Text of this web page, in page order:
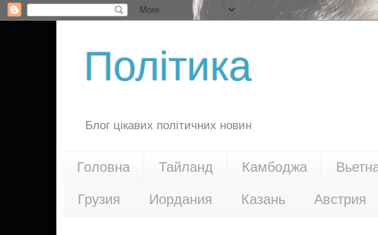
Політика
Блог цікавих політичних новин
Головна Тайланд Камбоджа
Грузия Иордания Казань Австрия